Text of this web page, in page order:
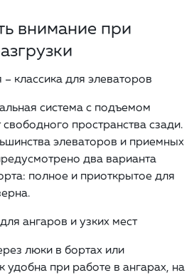
внимание при
классика для элеваторов
система с подъемом
пространства сзади.
элеваторов и приемных
два варианта
полное и приоткрытое для
ангаров и узких мест
люки в бортах или
при работе в ангарах, на